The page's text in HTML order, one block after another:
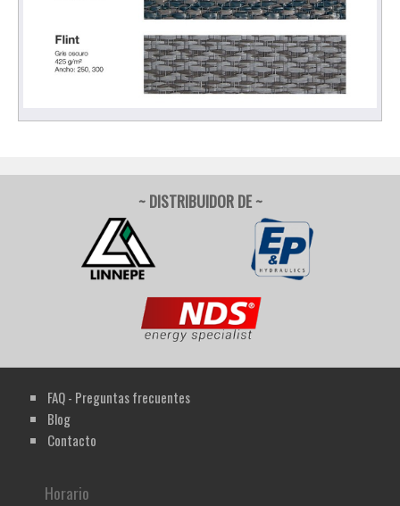
~ DISTRIBUIDOR DE ~
FAQ - Preguntas frecuentes
Blog
Contacto
Horario